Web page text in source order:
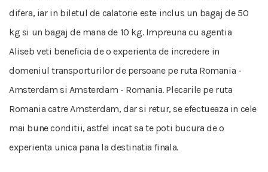
difera, iar in biletul de calatorie este inclus un bagaj de 50
kg si un bagaj de mana de 10 kg. Impreuna cu agentia
Aliseb veti beneficia de o experienta de incredere in
domeniul transporturilor de persoane pe ruta Romania -
Amsterdam si Amsterdam - Romania. Plecarile pe ruta
Romania catre Amsterdam, dar si retur, se efectueaza in cele
mai bune conditii, astfel incat sa te poti bucura de o
experienta unica pana la destinatia finala.